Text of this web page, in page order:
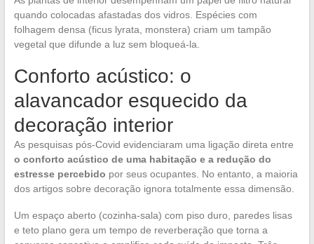
quando colocadas afastadas dos vidros. Espécies com
folhagem densa (ficus lyrata, monstera) criam um tampão
vegetal que difunde a luz sem bloqueá-la.
Conforto acústico: o
alavancador esquecido da
decoração interior
As pesquisas pós-Covid evidenciaram uma ligação direta entre
o conforto acústico de uma habitação e a redução do
estresse percebido por seus ocupantes. No entanto, a maioria
dos artigos sobre decoração ignora totalmente essa dimensão.
Um espaço aberto (cozinha-sala) com piso duro, paredes lisas
e teto plano gera um tempo de reverberação que torna a